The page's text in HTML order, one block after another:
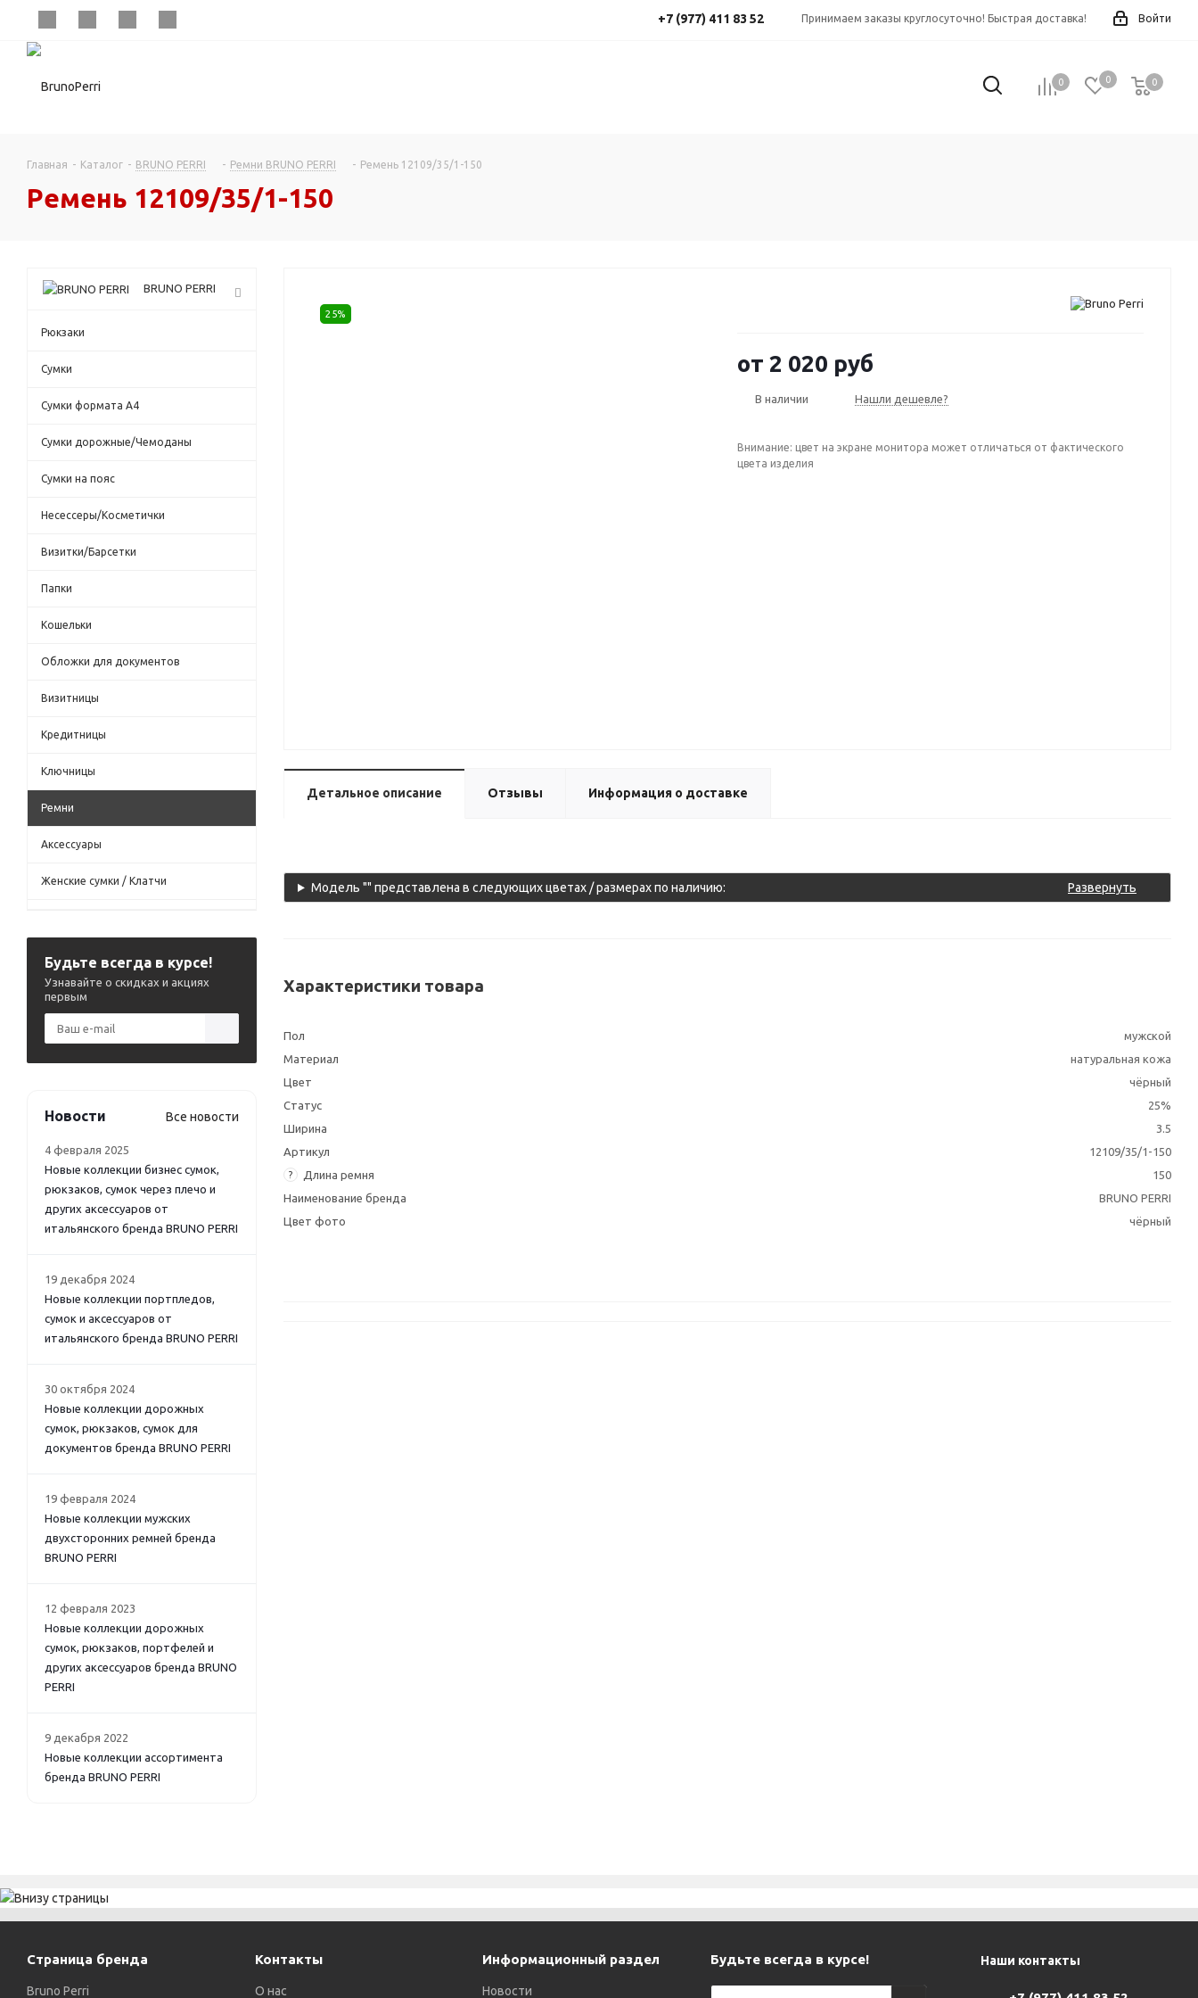
Войти
Принимаем заказы круглосуточно! Быстрая доставка!
+7 (977) 411 83 52
0 0 0
0
Главная - Каталог - BRUNO PERRI - Ремни BRUNO PERRI - Ремень 12109/35/1-150
Ремень 12109/35/1-150
25%
от 2 020 руб
В наличии Нашли дешевле?
Внимание: цвет на экране монитора может отличаться от фактического
цвета изделия
Детальное описание Отзывы Информация о доставке
Модель "" представлена в следующих цветах / размерах по наличию: Развернуть
Характеристики товара
Пол
мужской
Материал
натуральная кожа
Цвет
чёрный
Статус
25%
Ширина
3.5
Артикул
12109/35/1-150
? Длина ремня
150
Наименование бренда
BRUNO PERRI
Цвет фото
чёрный
BRUNO PERRI
Рюкзаки
Сумки
Сумки формата А4
Сумки дорожные/Чемоданы
Сумки на пояс
Несессеры/Косметички
Визитки/Барсетки
Папки
Кошельки
Обложки для документов
Визитницы
Кредитницы
Ключницы
Ремни
Аксессуары
Женские сумки / Клатчи
Будьте всегда в курсе!
Узнавайте о скидках и акциях
первым
Новости Все новости
4 февраля 2025
Новые коллекции бизнес сумок,
рюкзаков, сумок через плечо и
других аксессуаров от
итальянского бренда BRUNO PERRI
19 декабря 2024
Новые коллекции портпледов,
сумок и аксессуаров от
итальянского бренда BRUNO PERRI
30 октября 2024
Новые коллекции дорожных
сумок, рюкзаков, сумок для
документов бренда BRUNO PERRI
19 февраля 2024
Новые коллекции мужских
двухсторонних ремней бренда
BRUNO PERRI
12 февраля 2023
Новые коллекции дорожных
сумок, рюкзаков, портфелей и
других аксессуаров бренда BRUNO
PERRI
9 декабря 2022
Новые коллекции ассортимента
бренда BRUNO PERRI
Страница бренда
Bruno Perri
Контакты
О нас
Информационный раздел
Новости
Будьте всегда в курсе! Наши контакты